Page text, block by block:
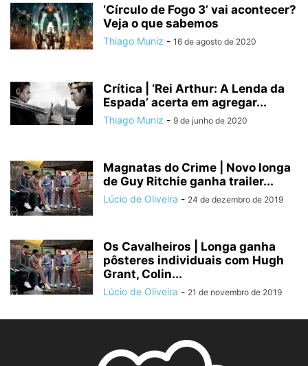
‘Círculo de Fogo 3’ vai acontecer?
Veja o que sabemos
Thiago Muniz - 16 de agosto de 2020
Crítica | ‘Rei Arthur: A Lenda da
Espada’ acerta em agregar...
Thiago Muniz - 9 de junho de 2020
Magnatas do Crime | Novo longa
de Guy Ritchie ganha trailer...
Lúcio de Oliveira - 24 de dezembro de 2019
Os Cavalheiros | Longa ganha
pôsteres individuais com Hugh
Grant, Colin...
Lúcio de Oliveira - 21 de novembro de 2019